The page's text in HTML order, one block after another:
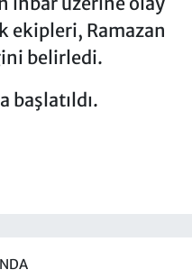
ekipleri, Ramazan
belirledi.
başlatıldı.